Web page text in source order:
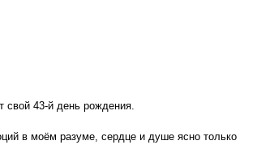
свой 43-й день рождения.
в моём разуме, сердце и душе ясно только